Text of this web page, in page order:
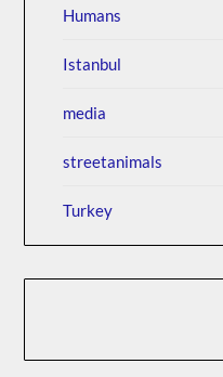
Humans
Istanbul
media
streetanimals
Turkey